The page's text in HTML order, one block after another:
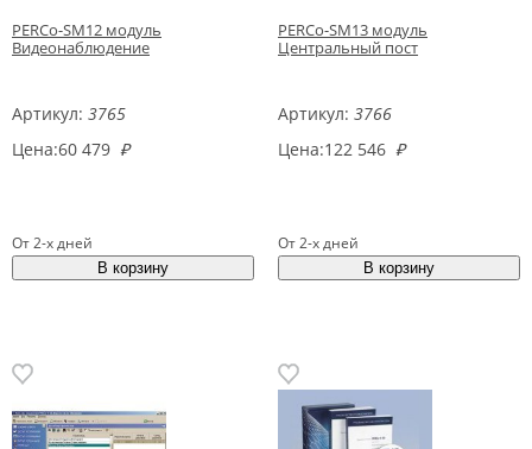
PERCo-SM12 модуль
Видеонаблюдение
Артикул: 3765
Цена:60 479 ₽
От 2-х дней
PERCo-SM13 модуль
Центральный пост
Артикул: 3766
Цена:122 546 ₽
От 2-х дней